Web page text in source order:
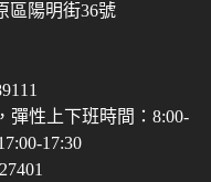
區陽明街36號
彈性上下班時間：8:00-
17:30